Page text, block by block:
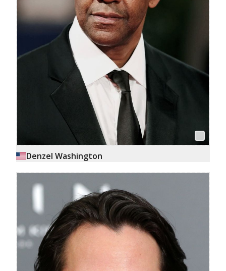
Denzel Washington